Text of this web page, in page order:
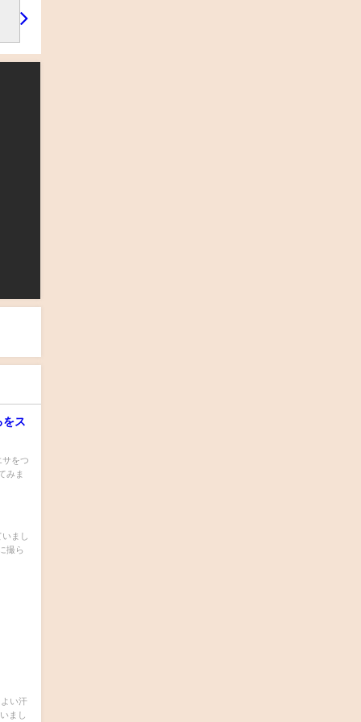
をス
をつ
みま
まし
撮ら
い汗
まし